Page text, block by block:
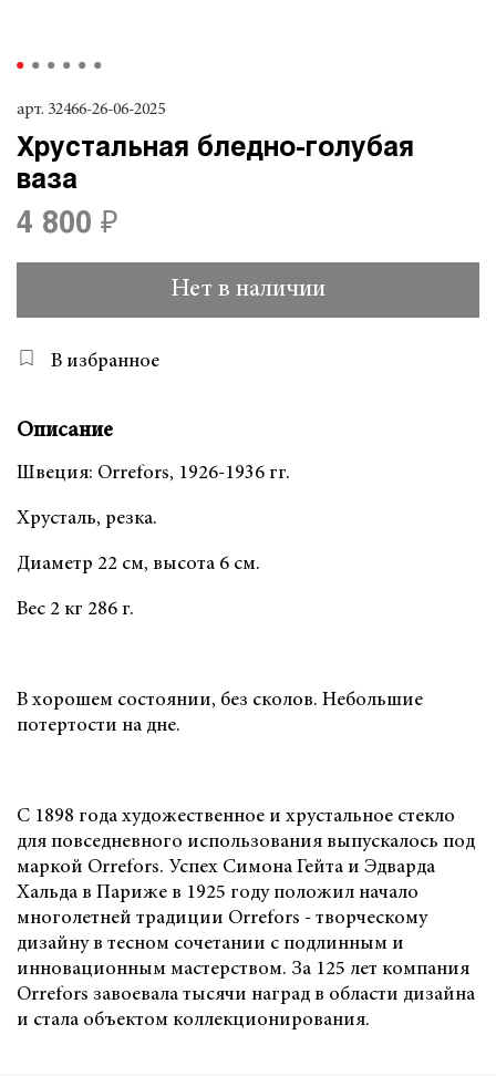
арт. 32466-26-06-2025
Хрустальная бледно-голубая
ваза
4 800 ₽
Нет в наличии
В избранное
Описание
Швеция: Orrefors, 1926-1936 гг.
Хрусталь, резка.
Диаметр 22 см, высота 6 см.
Вес 2 кг 286 г.
В хорошем состоянии, без сколов. Небольшие
потертости на дне.
С 1898 года художественное и хрустальное стекло
для повседневного использования выпускалось под
маркой Orrefors. Успех Симона Гейта и Эдварда
Хальда в Париже в 1925 году положил начало
многолетней традиции Orrefors - творческому
дизайну в тесном сочетании с подлинным и
инновационным мастерством. За 125 лет компания
Orrefors завоевала тысячи наград в области дизайна
и стала объектом коллекционирования.